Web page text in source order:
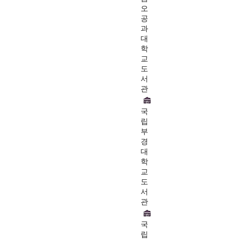
오
공
과
대
학
교
도
서
관
국
립
부
경
대
학
교
도
서
관
국
립